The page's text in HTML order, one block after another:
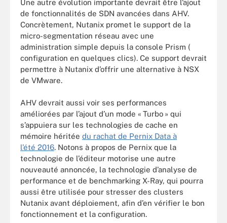
Une autre évolution importante devrait être l’ajout
de fonctionnalités de SDN avancées dans AHV.
Concrètement, Nutanix promet le support de la
micro-segmentation réseau avec une
administration simple depuis la console Prism (
configuration en quelques clics). Ce support devrait
permettre à Nutanix d’offrir une alternative à NSX
de VMware.
AHV devrait aussi voir ses performances
améliorées par l’ajout d’un mode « Turbo » qui
s’appuiera sur les technologies de cache en
mémoire héritée du rachat de Pernix Data à
l’été 2016. Notons à propos de Pernix que la
technologie de l’éditeur motorise une autre
nouveauté annoncée, la technologie d’analyse de
performance et de benchmarking X-Ray, qui pourra
aussi être utilisée pour stresser des clusters
Nutanix avant déploiement, afin d’en vérifier le bon
fonctionnement et la configuration.